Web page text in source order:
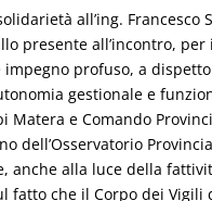
all’ing.
presente all’incontro,
profuso, a
gestionale e
Matera e Comando
dell’Osservatorio
anche alla luce della
fatto che il Corpo dei